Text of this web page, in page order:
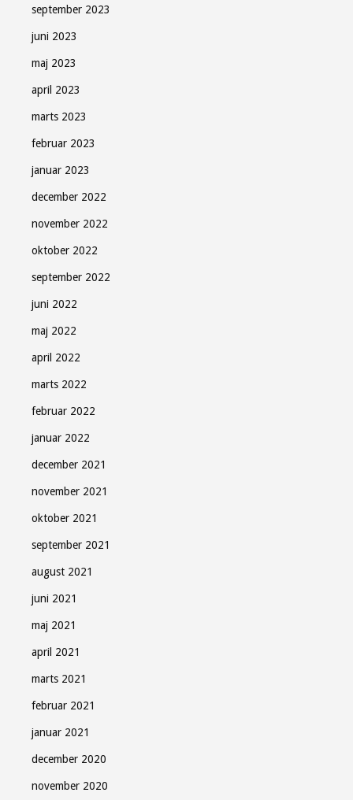
september 2023
juni 2023
maj 2023
april 2023
marts 2023
februar 2023
januar 2023
december 2022
november 2022
oktober 2022
september 2022
juni 2022
maj 2022
april 2022
marts 2022
februar 2022
januar 2022
december 2021
november 2021
oktober 2021
september 2021
august 2021
juni 2021
maj 2021
april 2021
marts 2021
februar 2021
januar 2021
december 2020
november 2020